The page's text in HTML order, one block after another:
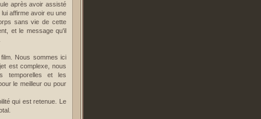
après avoir assisté
affirme avoir eu une
sans vie de cette
et le message qu'il
Nous sommes ici
est complexe, nous
temporelles et les
le meilleur ou pour
qui est retenue. Le